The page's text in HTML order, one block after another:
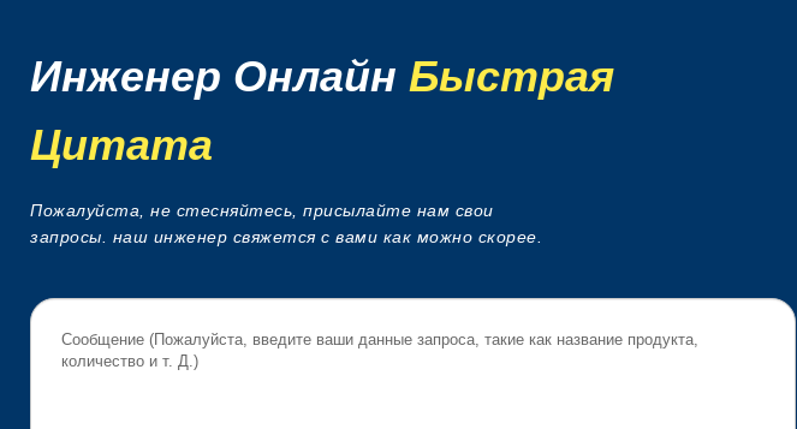
Инженер Онлайн Быстрая
Цитата
Пожалуйста, не стесняйтесь, присылайте нам свои
запросы. наш инженер свяжется с вами как можно скорее.